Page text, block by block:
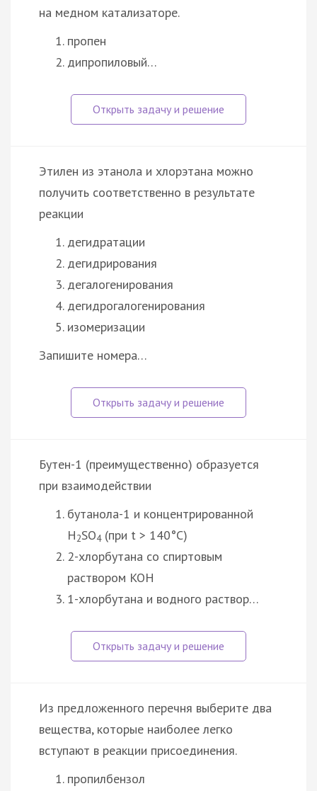
на медном катализаторе.
пропен
дипропиловый…
Этилен из этанола и хлорэтана можно
получить соответственно в результате
реакции
дегидратации
дегидрирования
дегалогенирования
дегидрогалогенирования
изомеризации
Запишите номера…
Бутен-1 (преимущественно) образуется
при взаимодействии
бутанола-1 и концентрированной
H2SO4(при t > 140°C)
2-хлорбутана со спиртовым
раствором KOH
1-хлорбутана и водного раствор…
Из предложенного перечня выберите два
вещества, которые наиболее легко
вступают в реакции присоединения.
пропилбензол